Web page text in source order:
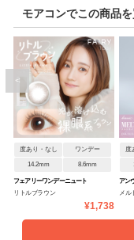
モアコンでこの商品
度あり・なし ワンデー
14.2mm 8.6mm
フェアリーワンデーニュート
リトルブラウン
¥1,738
度
アン
メル
<